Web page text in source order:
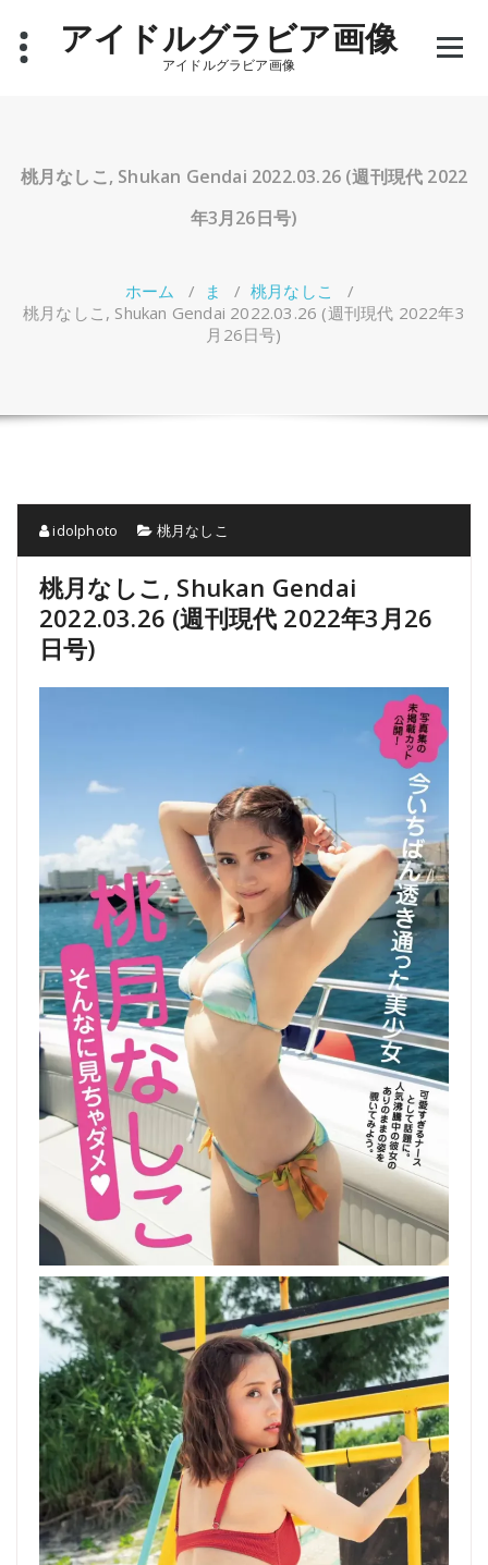
アイドルグラビア画像
アイドルグラビア画像
桃月なしこ, Shukan Gendai 2022.03.26 (週刊現代 2022
年3月26日号)
ホーム / ま / 桃月なしこ
/
桃月なしこ, Shukan Gendai 2022.03.26 (週刊現代 2022年3
月26日号)
idolphoto 桃月なしこ
桃月なしこ, Shukan Gendai
2022.03.26 (週刊現代 2022年3月26
日号)